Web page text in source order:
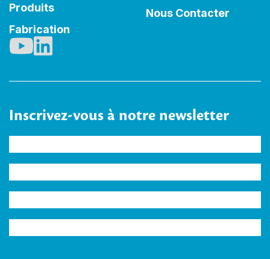
Produits
Fabrication
Nous Contacter
Inscrivez-vous à notre newsletter